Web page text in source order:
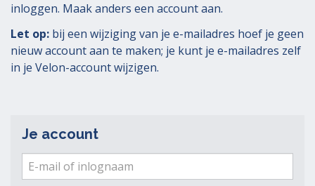
inloggen. Maak anders een account aan.
Let op: bij een wijziging van je e-mailadres hoef je geen
nieuw account aan te maken; je kunt je e-mailadres zelf
in je Velon-account wijzigen.
Je account
E-
mail